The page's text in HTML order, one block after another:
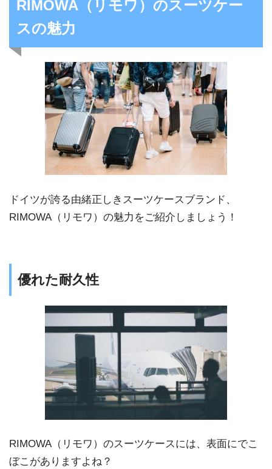
RIMOWA（リモワ）のスーツケー
スの魅力
ドイツが誇る由緒正しきスーツケースブランド、
RIMOWA（リモワ）の魅力をご紹介しましょう！
優れた耐久性
RIMOWA（リモワ）のスーツケースには、表面にでこ
ぼこがありますよね？